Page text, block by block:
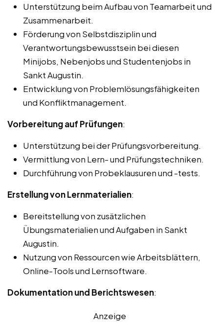
Unterstützung beim Aufbau von Teamarbeit und
Zusammenarbeit.
Förderung von Selbstdisziplin und
Verantwortungsbewusstsein bei diesen
Minijobs, Nebenjobs und Studentenjobs in
Sankt Augustin.
Entwicklung von Problemlösungsfähigkeiten
und Konfliktmanagement.
Vorbereitung auf Prüfungen:
Unterstützung bei der Prüfungsvorbereitung.
Vermittlung von Lern- und Prüfungstechniken.
Durchführung von Probeklausuren und -tests.
Erstellung von Lernmaterialien:
Bereitstellung von zusätzlichen
Übungsmaterialien und Aufgaben in Sankt
Augustin.
Nutzung von Ressourcen wie Arbeitsblättern,
Online-Tools und Lernsoftware.
Dokumentation und Berichtswesen:
Anzeige